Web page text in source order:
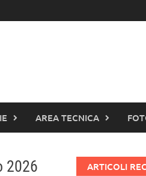
AREA TECNICA
2026
ARTICOLI